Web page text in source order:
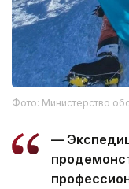
Фото: Министерство
—